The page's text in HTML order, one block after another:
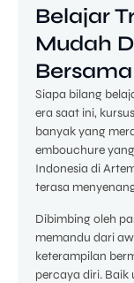
Belajar
Mudah
Siapa bilang
era saat ini,
banyak yang
embouchure
Indonesia di
terasa
Dibimbing oleh
memandu dari
keterampilan
percaya diri.